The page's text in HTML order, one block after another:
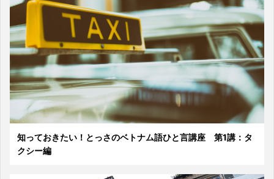
知っておきたい！とっさのベトナム語ひと言講座 第1講：タ
クシー編